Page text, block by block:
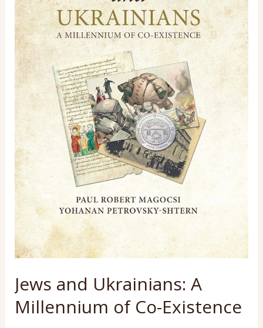
Jews and Ukrainians: A
Millennium of Co-Existence